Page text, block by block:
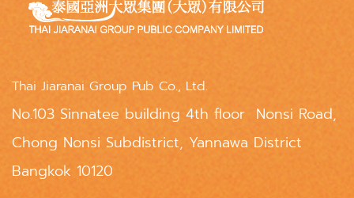
Thai Jiaranai Group Pub Co., Ltd.
No.103 Sinnatee building 4th floor Nonsi Road,
Chong Nonsi Subdistrict, Yannawa District
Bangkok 10120